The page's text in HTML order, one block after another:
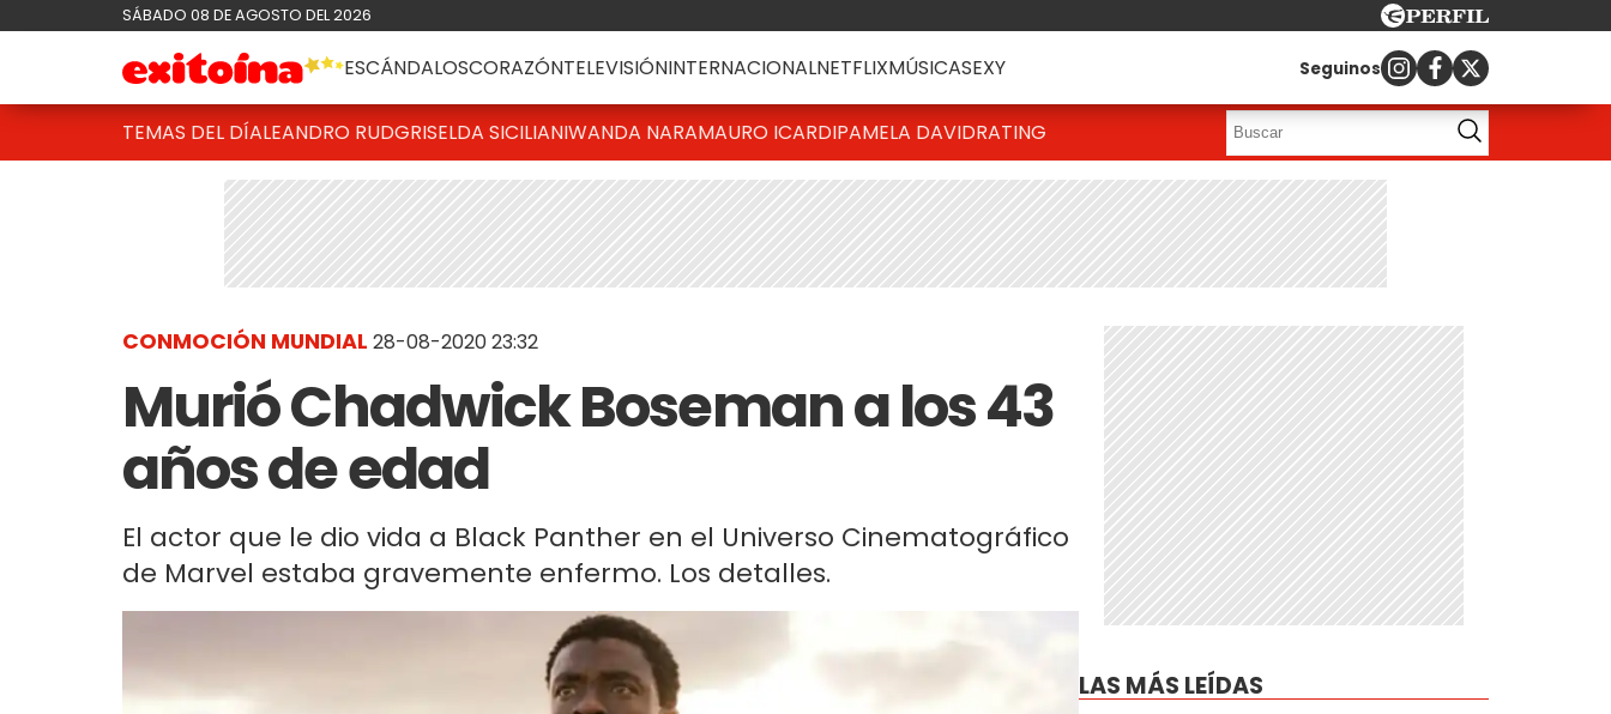
SÁBADO 08 DE AGOSTO DEL 2026
ESCÁNDALOSCORAZÓNTELEVISIÓNINTERNACIONALNETFLIXMÚSICASEXY Seguinos
TEMAS DEL DÍALEANDRO RUDGRISELDA SICILIANIWANDA NARAMAURO ICARDIPAMELA DAVIDRATING
CONMOCIÓN MUNDIAL 28-08-2020 23:32
Murió Chadwick Boseman a los 43
años de edad
El actor que le dio vida a Black Panther en el Universo Cinematográfico
de Marvel estaba gravemente enfermo. Los detalles.
LAS MÁS LEÍDAS